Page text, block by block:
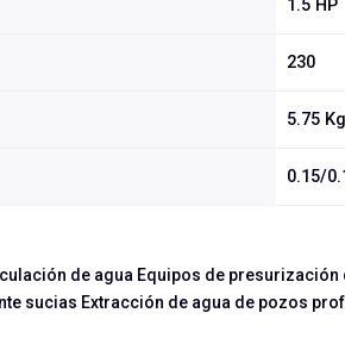
1.5 HP
230
5.75 Kg
0.15/
de agua Equipos de
sucias Extracción de agua de pozos